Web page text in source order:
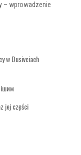
– wprowadzenie
w Dusivciach
jej części